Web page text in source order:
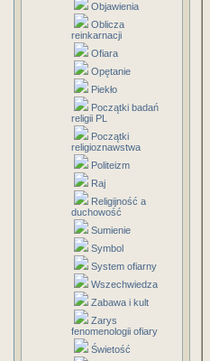
Objawienia
Oblicza
reinkarnacji
Ofiara
Opętanie
Piekło
Początki badań
religii PL
Początki
religioznawstwa
Politeizm
Raj
Religijność a
duchowość
Sumienie
Symbol
System ofiarny
Wszechwiedza
Zabawa i kult
Zarys
fenomenologii ofiary
Świetość